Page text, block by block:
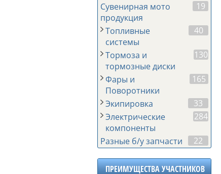
Сувенирная мото
продукция
19
Топливные
системы
40
Тормоза и
тормозные диски
130
Фары и
Поворотники
165
Экипировка
33
Электрические
компоненты
284
Разные б/у запчасти 22
ПРЕИМУЩЕСТВА УЧАСТНИКОВ